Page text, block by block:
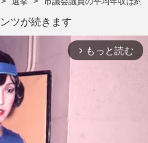
ツが続きます
arrow_forward_ios もっと読む